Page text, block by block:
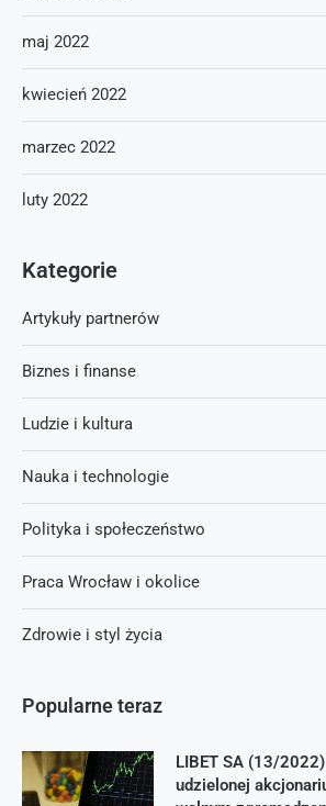
Popularne teraz
LIBET SA (13/
udzielonej
maj 2022
kwiecień 2022
marzec 2022
luty 2022
Kategorie
Artykuły partnerów
Biznes i finanse
Ludzie i kultura
Nauka i technologie
Polityka i społeczeństwo
Praca Wrocław i okolice
Zdrowie i styl życia